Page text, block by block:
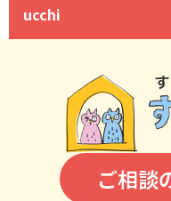
ucchi
ご相談